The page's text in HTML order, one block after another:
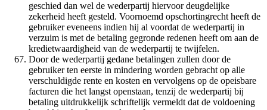
geschied dan wel de wederpartij hiervoor deugdelijke
zekerheid heeft gesteld. Voornoemd opschortingrecht heeft de
gebruiker eveneens indien hij al voordat de wederpartij in
verzuim is met de betaling gegronde redenen heeft om aan de
kredietwaardigheid van de wederpartij te twijfelen.
Door de wederpartij gedane betalingen zullen door de
gebruiker ten eerste in mindering worden gebracht op alle
verschuldigde rente en kosten en vervolgens op de opeisbare
facturen die het langst openstaan, tenzij de wederpartij bij
betaling uitdrukkelijk schriftelijk vermeldt dat de voldoening